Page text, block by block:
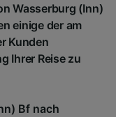
Wasserburg (Inn)
einige der am
Kunden
Ihrer Reise zu
Bf nach